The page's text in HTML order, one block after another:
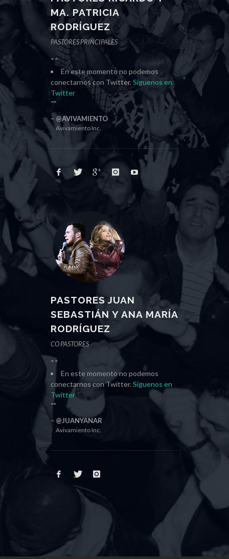
MA. PATRICIA
RODRÍGUEZ
PASTORES PRINCIPALES
En este momento no podemos
conectarnos con Twitter. Síguenos en
Twitter
@AVIVAMIENTO
Avivamiento Inc.
PASTORES JUAN
SEBASTIÁN Y ANA MARÍA
RODRÍGUEZ
CO PASTORES
En este momento no podemos
conectarnos con Twitter. Síguenos en
Twitter
@JUANYANAR
Avivamiento Inc.